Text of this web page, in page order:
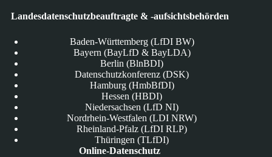
Landesdatenschutzbeauftragte & -aufsichtsbehörden
Baden-Württemberg (LfDI BW)
Bayern (BayLfD & BayLDA)
Berlin (BlnBDI)
Datenschutzkonferenz (DSK)
Hamburg (HmbBfDI)
Hessen (HBDI)
Niedersachsen (LfD NI)
Nordrhein-Westfalen (LDI NRW)
Rheinland-Pfalz (LfDI RLP)
Thüringen (TLfDI)
Online-Datenschutz